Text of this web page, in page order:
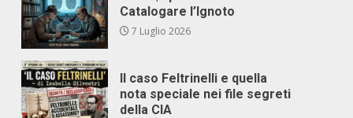
Catalogare l’Ignoto
7 Luglio 2026
Il caso Feltrinelli e quella
nota speciale nei file segreti
della CIA